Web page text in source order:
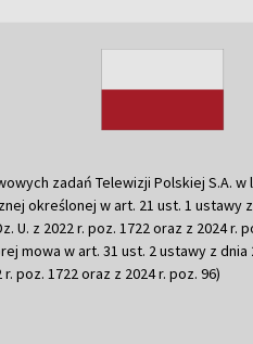
zadań Telewizji Polskiej S.A.
określonej w art. 21 ust. 1 ustawy
U. z 2022 r. poz. 1722 oraz z 2024 r.
mowa w art. 31 ust. 2 ustawy z dnia
poz. 1722 oraz z 2024 r. poz. 96)